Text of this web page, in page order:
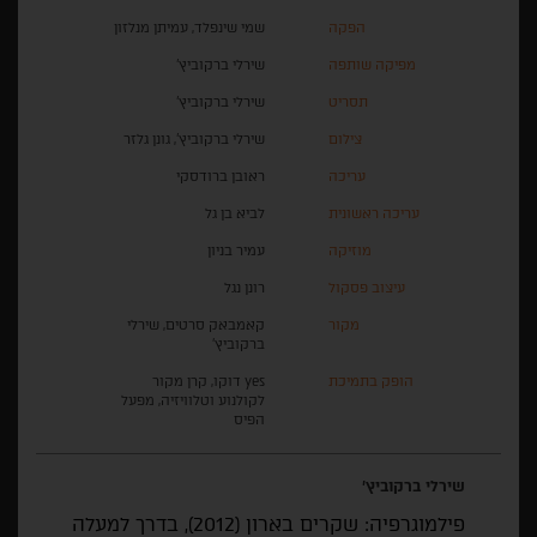
הפקה שמי שינפלד, עמיתן מנלזון
מפיקה שותפה שירלי ברקוביץ'
תסריט שירלי ברקוביץ'
צילום שירלי ברקוביץ', גונן גלזר
עריכה ראובן ברודסקי
עריכה ראשונית לביא בן גל
מוזיקה עמיר בניון
עיצוב פסקול רונן נגל
מקור
קאמבאק סרטים, שירלי
ברקוביץ׳
הופק בתמיכת
yes דוקו, קרן מקור
לקולנוע וטלוויזיה, מפעל
הפיס
שירלי ברקוביץ'
פילמוגרפיה: שקרים בארון (2012), בדרך למעלה